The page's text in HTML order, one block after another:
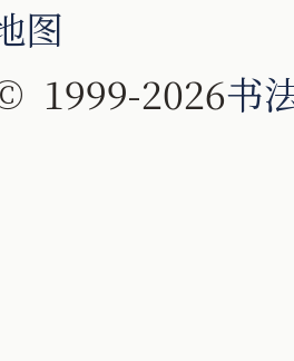
图
1999-2026书